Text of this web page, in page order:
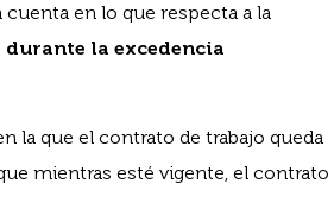
en lo que respecta a la
la excedencia
la que el contrato de trabajo queda
mientras esté vigente, el contrato